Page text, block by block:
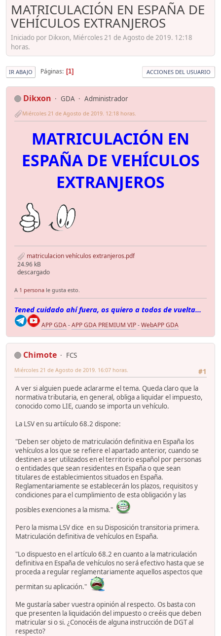
MATRICULACIÓN EN ESPAÑA DE
VEHÍCULOS EXTRANJEROS
Iniciado por Dikxon, Miércoles 21 de Agosto de 2019. 12:18
horas.
IR ABAJO Páginas 1 ACCIONES DEL USUARIO
Dikxon GDA Administrador
Miércoles 21 de Agosto de 2019. 12:18 horas.
MATRICULACIÓN EN
ESPAÑA DE VEHÍCULOS
EXTRANJEROS
matriculacion vehículos extranjeros.pdf
24.96 kB
descargado
A 1 persona le gusta esto.
Tened cuidado ahí fuera, os quiero a todos de vuelta...
APP GDA-APP GDA PREMIUM VIP-WebAPP GDA
Chimote
FCS
#1
Miércoles 21 de Agosto de 2019. 16:07 horas.
A ver si alguien puede aclararme el tema. Queda claro que la
normativa tributaria, en general, obliga a liquidar el impuesto,
conocido como LIE, cuando se importa un vehículo.
La LSV en su artiículo 68.2 dispone:
"Deben ser objeto de matriculación definitiva en España los
vehículos a los que se refiere el apartado anterior, cuando se
destinen a ser utilizados en el territorio español por personas
o entidades que sean residentes en España o que sean
titulares de establecimientos situados en España.
Reglamentariamente se establecerán los plazos, requisitos y
condiciones para el cumplimiento de esta obligación y las
posibles exenciones a la misma."
Pero la misma LSV dice en su Disposición transitoria primera.
Matriculación definitiva de vehículos en España.
"Lo dispuesto en el artículo 68.2 en cuanto a la matriculación
definitiva en España de vehículos no será efectivo hasta que se
proceda a regular reglamentariamente aquellos aspectos que
permitan su aplicación."
Me gustaría saber vuestra opinión al respecto. Os basta con
que presenten la liquidación del impuesto o creéis que deben
matricular si o si. ¿Conocéis de alguna instrucción de DGT al
respecto?